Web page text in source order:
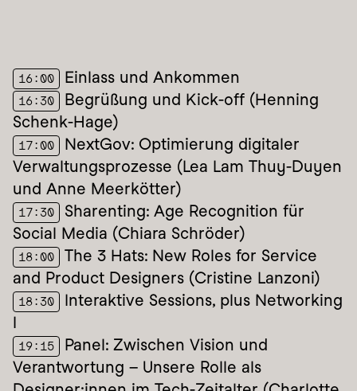
16:00 Einlass und Ankommen
16:30
Begrüßung und Kick-off (Henning
Schenk-Hage)
17:00
NextGov: Optimierung digitaler
Verwaltungsprozesse (Lea Lam Thuy-Duyen
und Anne Meerkötter)
17:30
Sharenting: Age Recognition für
Social Media (Chiara Schröder)
18:00
The 3 Hats: New Roles for Service
and Product Designers (Cristine Lanzoni)
18:30
Interaktive Sessions, plus Networking
I
19:15
Panel: Zwischen Vision und
Verantwortung – Unsere Rolle als